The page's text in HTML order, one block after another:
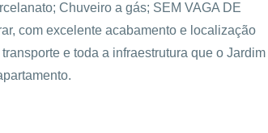
Chuveiro a gás; SEM VAGA DE
com excelente acabamento e localização
e toda a infraestrutura que o Jardim